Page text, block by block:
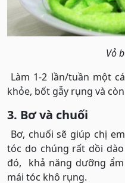
Vỏ
Làm 1-2 lần/tuần một
khỏe, bốt gẫy rụng và
3. Bơ và chuối
Bơ, chuối sẽ giúp chị
tóc do chúng rất dồi dào
đó, khả năng dưỡng
mái tóc khô rụng.